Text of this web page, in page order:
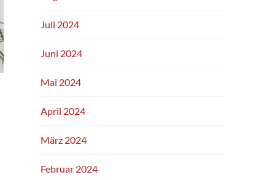
Juli 2024
Juni 2024
Mai 2024
April 2024
März 2024
Februar 2024